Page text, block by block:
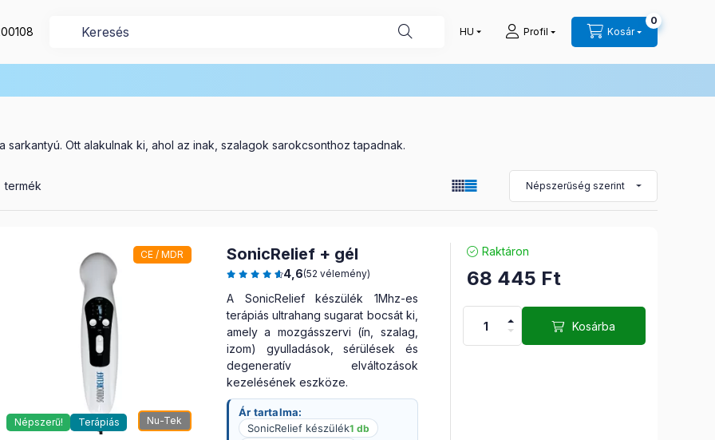
Profil Kosár
0
Ott alakulnak ki, ahol az inak, szalagok sarokcsonthoz tapadnak.
termék a kategóriában
termék
CE / MDR
Népszerű! Terápiás Nu-Tek
SonicRelief + gél
4,6(52 vélemény)
A SonicRelief készülék 1Mhz-es
terápiás ultrahang sugarat bocsát ki,
amely a mozgásszervi (ín, szalag,
izom) gyulladások, sérülések és
degeneratív elváltozások
kezelésének eszköze.
Ár tartalma:
SonicRelief készülék1 db
Raktáron
68 445 Ft
Kosárba